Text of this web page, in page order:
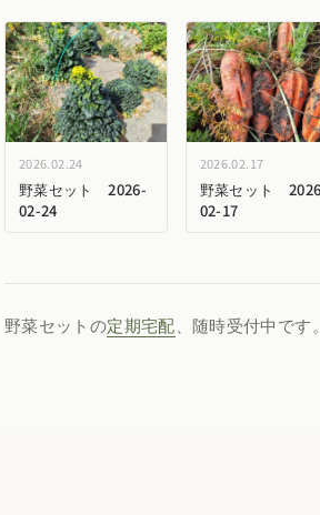
2026.02.24
野菜セット 2026-
02-24
2026.02.17
野菜セット
02-17
野菜セットの定期宅配 、随時受付中です。